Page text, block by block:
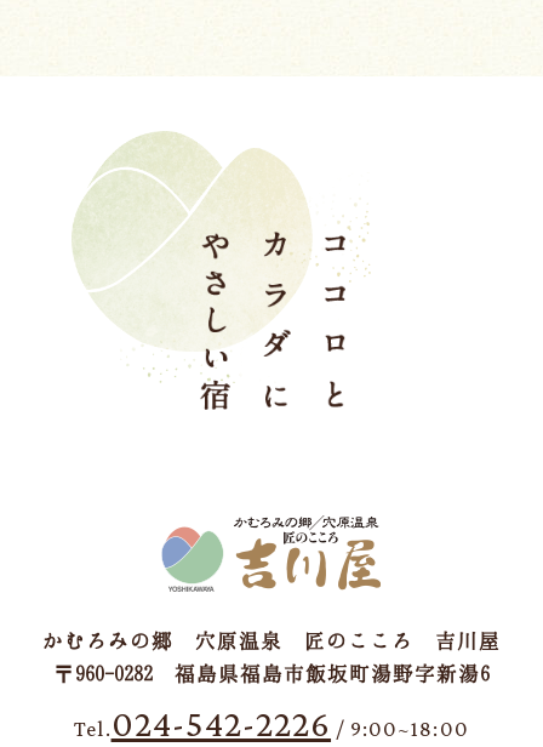
かむろみの郷 穴原温泉 匠のこころ 吉川屋
〒960-0282 福島県福島市飯坂町湯野字新湯6
Tel. 024-542-2226 / 9:00~18:00